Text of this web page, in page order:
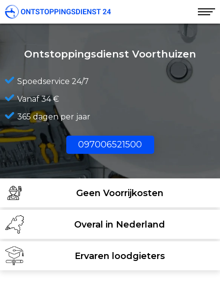
Ontstoppingsdienst Voorthuizen
Spoedservice 24/7
Vanaf 34 €
365 dagen per jaar
097006521500
Geen Voorrijkosten
Overal in Nederland
Ervaren loodgieters